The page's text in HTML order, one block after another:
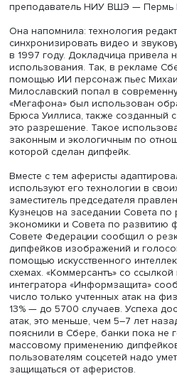
грамотности системы
образования организовал
распознать мошенничество
интеллекта», на котором
преподаватель НИУ ВШЭ —
Она напомнила: технология
синхронизировать видео и
в 1997 году. Докладчица
использования. Так, в
помощью ИИ персонаж пьес
Милославский попал в
«Мегафона» был
Брюса Уиллиса, также
это разрешение. Такое
законным и экологичным по
которой сделан дипфейк.
Вместе с тем аферисты
используют его технологии
заместитель председателя
Кузнецов на заседании
экономики и Совета по
Совете Федерации сообщил
дипфейков изображений и